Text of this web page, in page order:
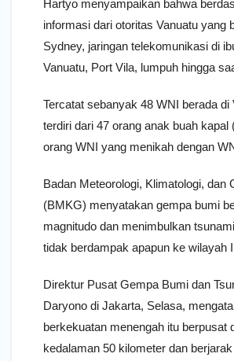
Hartyo menyampaikan bahwa
informasi dari otoritas Vanuatu yang
Sydney, jaringan telekomunikasi di
Vanuatu, Port Vila, lumpuh hingga
Tercatat sebanyak 48 WNI berada di
terdiri dari 47 orang anak buah kapal
orang WNI yang menikah dengan
Badan Meteorologi, Klimatologi, dan
(BMKG) menyatakan gempa bumi
magnitudo dan menimbulkan
tidak berdampak apapun ke wilayah
Direktur Pusat Gempa Bumi dan
Daryono di Jakarta, Selasa,
berkekuatan menengah itu berpusat
kedalaman 50 kilometer dan